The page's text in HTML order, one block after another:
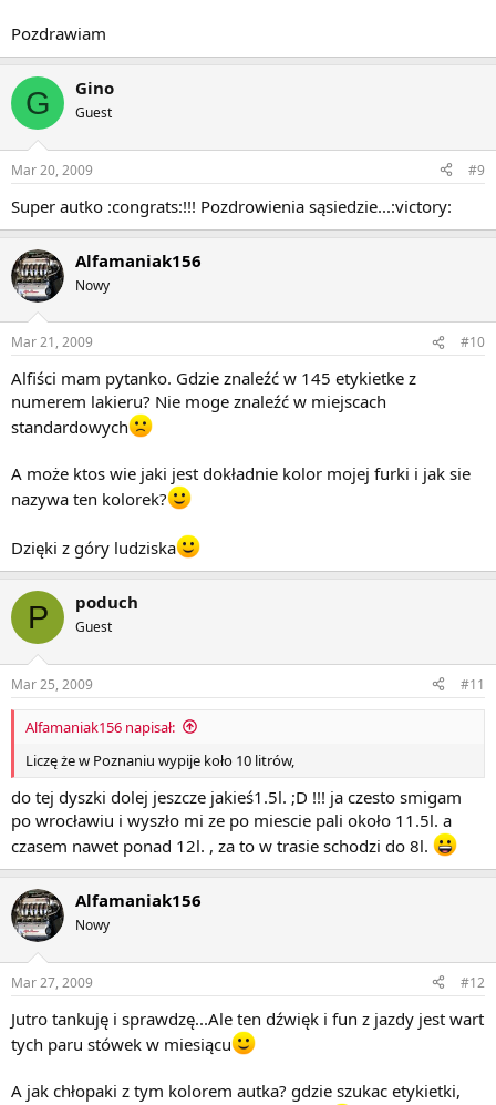
Pozdrawiam
G Gino
Guest
Mar 20, 2009 #9
Super autko :congrats:!!! Pozdrowienia sąsiedzie...:victory:
Alfamaniak156
Nowy
Mar 21, 2009 #10
Alfiści mam pytanko. Gdzie znaleźć w 145 etykietke z
numerem lakieru? Nie moge znaleźć w miejscach
standardowych
A może ktos wie jaki jest dokładnie kolor mojej furki i jak sie
nazywa ten kolorek?
Dzięki z góry ludziska
P poduch
Guest
Mar 25, 2009 #11
Alfamaniak156 napisał:
Liczę że w Poznaniu wypije koło 10 litrów,
do tej dyszki dolej jeszcze jakieś1.5l. ;D !!! ja czesto smigam
po wrocławiu i wyszło mi ze po miescie pali około 11.5l. a
czasem nawet ponad 12l. , za to w trasie schodzi do 8l.
Alfamaniak156
Nowy
Mar 27, 2009 #12
Jutro tankuję i sprawdzę...Ale ten dźwięk i fun z jazdy jest wart
tych paru stówek w miesiącu
A jak chłopaki z tym kolorem autka? gdzie szukac etykietki,